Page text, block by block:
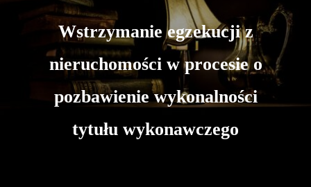
Wstrzymanie egzekucji z
nieruchomości w procesie o
pozbawienie wykonalności
tytułu wykonawczego